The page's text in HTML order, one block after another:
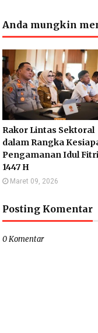
Anda mungkin
Rakor Lintas Sektoral
dalam Rangka
Pengamanan Idul Fitri
1447 H
Maret 09, 2026
Posting Komentar
0 Komentar